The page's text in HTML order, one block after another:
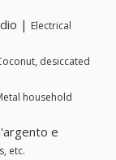
| Electrical
desiccated
household
e
etc.